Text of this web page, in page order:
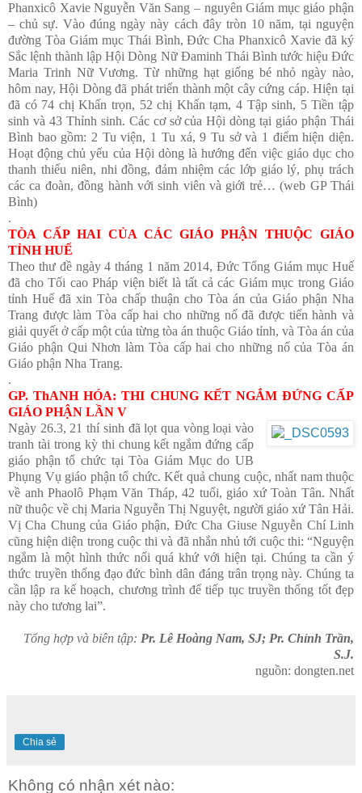
Phanxicô Xavie Nguyễn Văn Sang – nguyên Giám mục giáo phận
– chủ sự. Vào đúng ngày này cách đây tròn 10 năm, tại nguyện
đường Tòa Giám mục Thái Bình, Đức Cha Phanxicô Xavie đã ký
Sắc lệnh thành lập Hội Dòng Nữ Đaminh Thái Bình tước hiệu Đức
Maria Trinh Nữ Vương. Từ những hạt giống bé nhỏ ngày nào,
hôm nay, Hội Dòng đã phát triển thành một cây cứng cáp. Hiện tại
đã có 74 chị Khấn trọn, 52 chị Khấn tạm, 4 Tập sinh, 5 Tiền tập
sinh và 43 Thỉnh sinh. Các cơ sở của Hội dòng tại giáo phận Thái
Bình bao gồm: 2 Tu viện, 1 Tu xá, 9 Tu sở và 1 điểm hiện diện.
Hoạt động chủ yếu của Hội dòng là hướng đến việc giáo dục cho
thanh thiếu niên, nhi đồng, đảm nhiệm các lớp giáo lý, phụ trách
các ca đoàn, đồng hành với sinh viên và giới trẻ… (web GP Thái
Bình)
.
TÒA CẤP HAI CỦA CÁC GIÁO PHẬN THUỘC GIÁO
TỈNH HUẾ
Theo thư đề ngày 4 tháng 1 năm 2014, Đức Tổng Giám mục Huế
đã cho Tối cao Pháp viện biết là tất cả các Giám mục trong Giáo
tỉnh Huế đã xin Tòa chấp thuận cho Tòa án của Giáo phận Nha
Trang được làm Tòa cấp hai cho những nố đã được tiến hành và
giải quyết ở cấp một của từng tòa án thuộc Giáo tỉnh, và Tòa án của
Giáo phận Qui Nhơn làm Tòa cấp hai cho những nố của Tòa án
Giáo phận Nha Trang.
.
GP. ThANH HÓA: THI CHUNG KẾT NGẮM ĐỨNG CẤP
GIÁO PHẬN LẦN V
Ngày 26.3, 21 thí sinh đã lọt qua vòng loại vào
tranh tài trong kỳ thi chung kết ngắm đứng cấp
giáo phận tổ chức tại Tòa Giám Mục do UB
Phụng Vụ giáo phận tổ chức. Kết quả chung cuộc, nhất nam thuộc
về anh Phaolô Phạm Văn Tháp, 42 tuổi, giáo xứ Toàn Tân. Nhất
nữ thuộc về chị Maria Nguyễn Thị Nguyệt, người giáo xứ Tân Hải.
Vị Cha Chung của Giáo phận, Đức Cha Giuse Nguyễn Chí Linh
cũng hiện diện trong cuộc thi và đã nhắn nhủ tới cuộc thi: “Nguyện
ngắm là một hình thức nối quá khứ với hiện tại. Chúng ta cần ý
thức truyền thống đạo đức bình dân đáng trân trọng này. Chúng ta
cần lập ra kế hoạch, chương trình để tiếp tục truyền thống tốt đẹp
này cho tương lai”.
Tổng hợp và biên tập: Pr. Lê Hoàng Nam, SJ; Pr. Chỉnh Trần,
S.J.
nguồn: dongten.net
Chia sẻ
Không có nhận xét nào: